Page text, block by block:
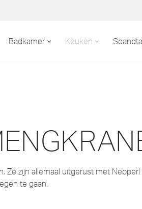
Badkamer Keuken
zijn allemaal uitgerust met
te gaan.